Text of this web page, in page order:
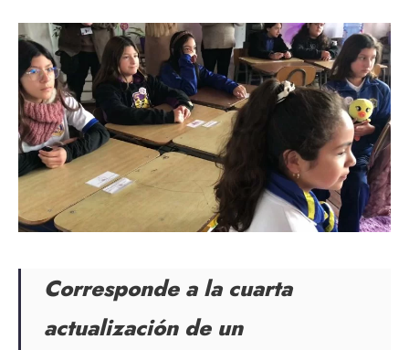
Corresponde a la cuarta
actualización de un